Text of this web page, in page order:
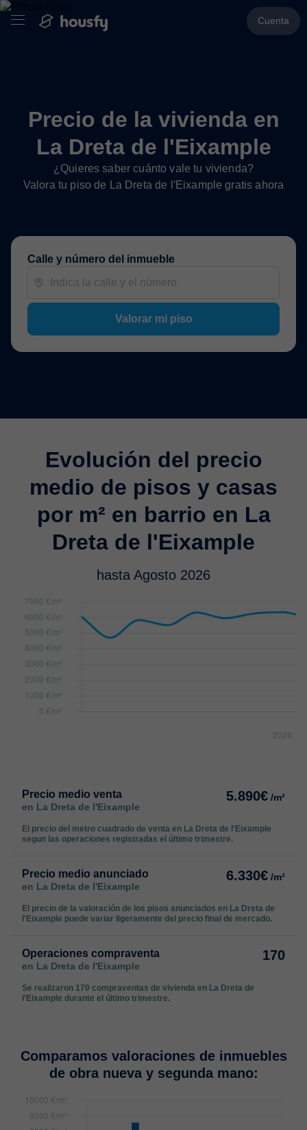
Cuenta
Precio de la vivienda en
La Dreta de l'Eixample
¿Quieres saber cuánto vale tu vivienda?
Valora tu piso de La Dreta de l'Eixample gratis ahora
Calle y número del inmueble
Valorar mi piso
Evolución del precio
medio de pisos y casas
por m² en barrio en La
Dreta de l'Eixample
hasta Agosto 2026
Precio medio venta
en La Dreta de l'Eixample
5.890€ /m²
El precio del metro cuadrado de venta en La Dreta de l'Eixample
segun las operaciones registradas el último trimestre.
Precio medio anunciado
en La Dreta de l'Eixample
6.330€ /m²
El precio de la valoración de los pisos anunciados en La Dreta de
l'Eixample puede variar ligeramente del precio final de mercado.
Operaciones compraventa
en La Dreta de l'Eixample
170
Se realizaron 170 compraventas de vivienda en La Dreta de
l'Eixample durante el último trimestre.
Comparamos valoraciones de inmuebles
de obra nueva y segunda mano: